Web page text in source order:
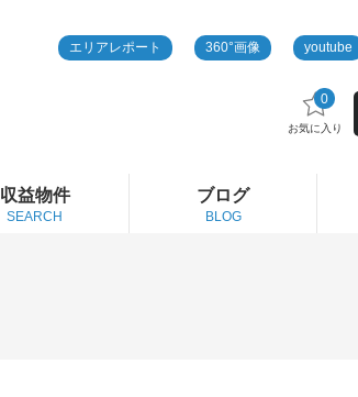
エリアレポート 360°画像 youtube
0
お気に入り
収益物件
SEARCH
ブログ
BLOG